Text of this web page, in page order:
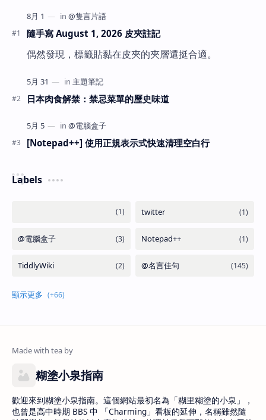
隨手寫 August 1, 2026 皮夾註記
偶然發現，標籤貼黏在皮夾的夾層還挺合適。
日本肉食解禁：禁忌菜單的歷史味道
[Notepad++] 使用正規表示式快速清理空白行
Labels
糊塗小泉指南
歡迎來到糊塗小泉指南。這個網站最初名為「糊里糊塗的小泉」，
也曾是高中時期 BBS 中 「Charming」看板的延伸，名稱雖然隨